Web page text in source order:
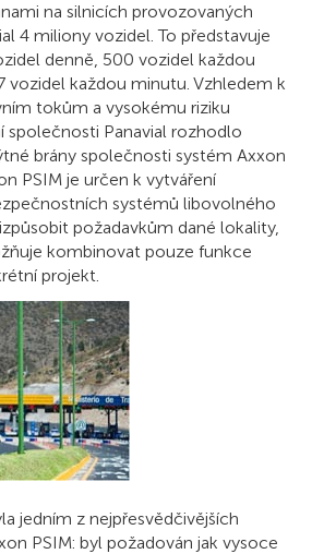
na silnicích provozovaných
4 miliony vozidel. To představuje
denně, 500 vozidel každou
vozidel každou minutu. Vzhledem k
tokům a vysokému riziku
společnosti Panavial rozhodlo
brány společnosti systém Axxon
PSIM je určen k vytváření
systémů libovolného
požadavkům dané lokality,
kombinovat pouze funkce
projekt.
jedním z nejpřesvědčivějších
PSIM: byl požadován jak vysoce